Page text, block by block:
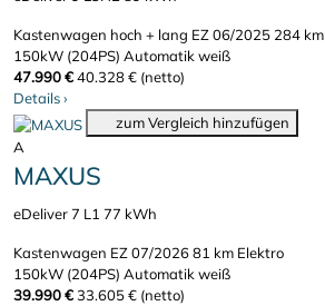
Kastenwagen hoch + lang EZ 06/2025 284 km
150kW (204PS) Automatikweiß
47.990 €40.328 € (netto)
Details›
zum Vergleich hinzufügen
A
MAXUS
eDeliver 7 L1 77 kWh
Kastenwagen EZ 07/202681 km Elektro
150kW (204PS) Automatikweiß
39.990 €33.605 € (netto)